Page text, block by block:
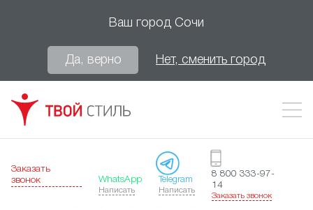
Ваш город Сочи
Да, верно Нет, сменить город
Заказать
звонок
WhatsApp
Написать
Telegram
Написать
8 800 333-97-
14
Заказать звонок